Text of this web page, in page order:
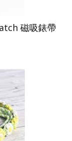
磁吸錶帶